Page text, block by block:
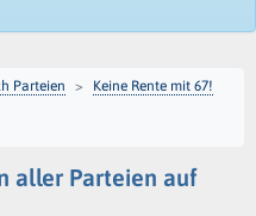
Parteien Keine Rente mit 67!
aller Parteien auf